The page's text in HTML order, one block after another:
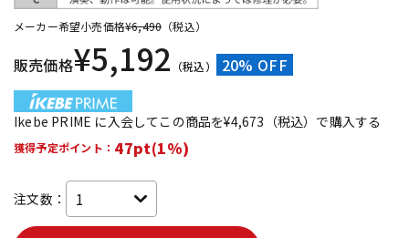
メーカー希望小売価格¥6,490 （税込）
販売価格¥5,192 （税込） 20% OFF
Ikebe PRIME に入会してこの商品を¥4,673（税込）で購入する
獲得予定ポイント： 47pt(1%)
注文数：